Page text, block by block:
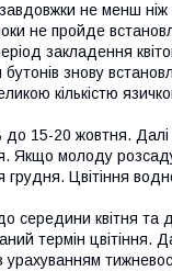
не менш
не пройде
закладення
бутонів знову
кількістю
до 15-20 жовтня.
Якщо молоду
Цвітіння
середини квітня
термін цвітіння.
урахуванням